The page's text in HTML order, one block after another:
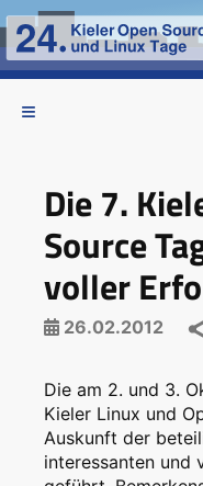
Die 7.
Source
voller
26.02.2012
Die am 2. und 3.
Kieler Linux und
Auskunft der
interessanten und